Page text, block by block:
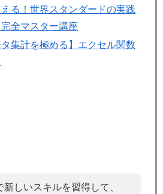
る！世界スタンダードの実践
全マスター講座
タ集計を極める】エクセル関数
新しいスキルを習得して、